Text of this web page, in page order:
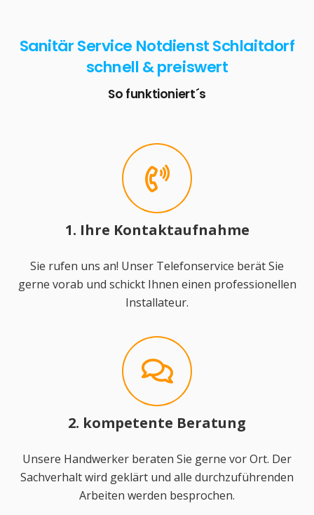
Sanitär Service Notdienst Schlaitdorf
schnell & preiswert
So funktioniert´s
1. Ihre Kontaktaufnahme
Sie rufen uns an! Unser Telefonservice berät Sie
gerne vorab und schickt Ihnen einen professionellen
Installateur.
2. kompetente Beratung
Unsere Handwerker beraten Sie gerne vor Ort. Der
Sachverhalt wird geklärt und alle durchzuführenden
Arbeiten werden besprochen.